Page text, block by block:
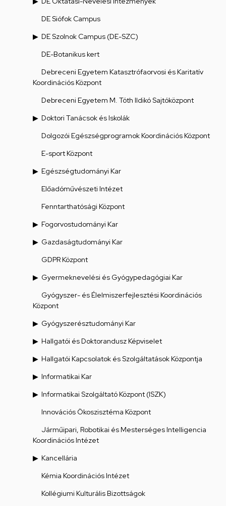
DE Siófok Campus
DE Szolnok Campus (DE-SZC)
DE-Botanikus kert
Debreceni Egyetem Katasztrófaorvosi és Karitatív
Koordinációs Központ
Debreceni Egyetem M. Tóth Ildikó Sajtóközpont
Doktori Tanácsok és Iskolák
Dolgozói Egészségprogramok Koordinációs Központ
E-sport Központ
Egészségtudományi Kar
Előadóművészeti Intézet
Fenntarthatósági Központ
Fogorvostudományi Kar
Gazdaságtudományi Kar
GDPR Központ
Gyermeknevelési és Gyógypedagógiai Kar
Gyógyszer- és Élelmiszerfejlesztési Koordinációs
Központ
Gyógyszerésztudományi Kar
Hallgatói és Doktorandusz Képviselet
Hallgatói Kapcsolatok és Szolgáltatások Központja
Informatikai Kar
Informatikai Szolgáltató Központ (ISZK)
Innovációs Ökoszisztéma Központ
Járműipari, Robotikai és Mesterséges Intelligencia
Koordinációs Intézet
Kancellária
Kémia Koordinációs Intézet
Kollégiumi Kulturális Bizottságok